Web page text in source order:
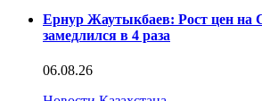
Ернур Жаутыкбаев: Рост цен на
замедлился в 4 раза
06.08.26